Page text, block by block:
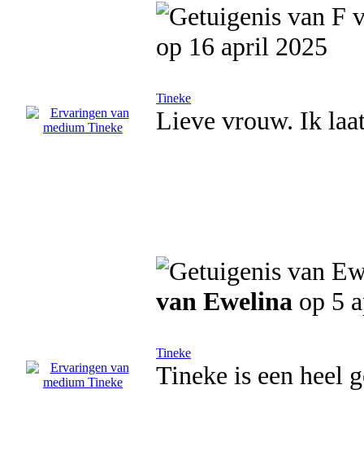
op 16 april 2025
Tineke
Lieve vrouw. Ik
van Ewelina op 5
Tineke
Tineke is een heel